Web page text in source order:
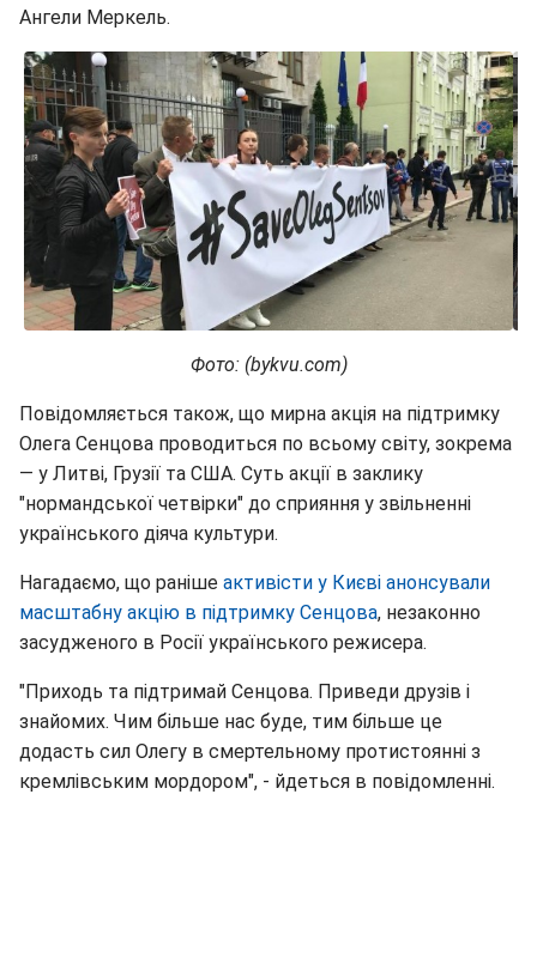
Ангели Меркель.
Фото: (bykvu.com)
Повідомляється також, що мирна акція на підтримку
Олега Сенцова проводиться по всьому світу, зокрема
— у Литві, Грузії та США. Суть акції в заклику
"нормандської четвірки" до сприяння у звільненні
українського діяча культури.
Нагадаємо, що раніше активісти у Києві анонсували
масштабну акцію в підтримку Сенцова, незаконно
засудженого в Росії українського режисера.
"Приходь та підтримай Сенцова. Приведи друзів і
знайомих. Чим більше нас буде, тим більше це
додасть сил Олегу в смертельному протистоянні з
кремлівським мордором", - йдеться в повідомленні.